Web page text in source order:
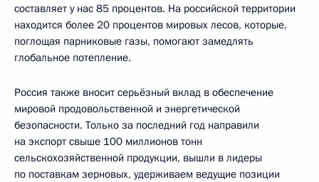
составляет у нас 85 процентов. На российской территории
находится более 20 процентов мировых лесов, которые,
поглощая парниковые газы, помогают замедлять
глобальное потепление.
Россия также вносит серьёзный вклад в обеспечение
мировой продовольственной и энергетической
безопасности. Только за последний год направили
на экспорт свыше 100 миллионов тонн
сельскохозяйственной продукции, вышли в лидеры
по поставкам зерновых, удерживаем ведущие позиции